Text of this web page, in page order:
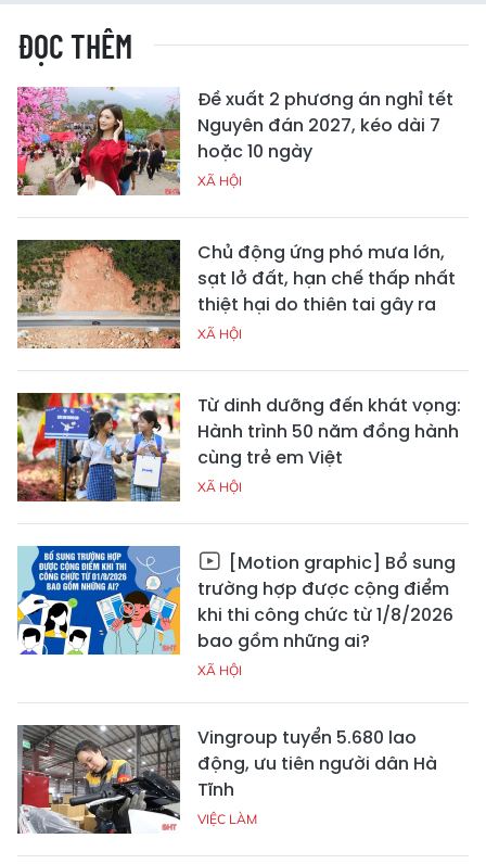
ĐỌC THÊM
Đề xuất 2 phương án nghỉ tết
Nguyên đán 2027, kéo dài 7
hoặc 10 ngày
XÃ HỘI
Chủ động ứng phó mưa lớn,
sạt lở đất, hạn chế thấp nhất
thiệt hại do thiên tai gây ra
XÃ HỘI
Từ dinh dưỡng đến khát vọng:
Hành trình 50 năm đồng hành
cùng trẻ em Việt
XÃ HỘI
[Motion graphic] Bổ sung
trường hợp được cộng điểm
khi thi công chức từ 1/8/2026
bao gồm những ai?
XÃ HỘI
Vingroup tuyển 5.680 lao
động, ưu tiên người dân Hà
Tĩnh
VIỆC LÀM